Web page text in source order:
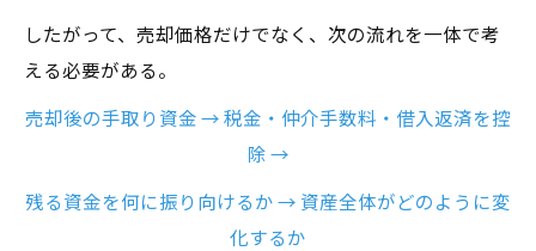
したがって、売却価格だけでなく、次の流れを一体で考
える必要がある。
売却後の手取り資金 → 税金・仲介手数料・借入返済を控
除 →
残る資金を何に振り向けるか → 資産全体がどのように変
化するか